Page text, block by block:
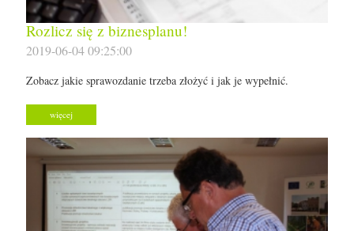
Rozlicz się z biznesplanu!
2019-06-04 09:25:00
Zobacz jakie sprawozdanie trzeba złożyć i jak je wypełnić.
więcej